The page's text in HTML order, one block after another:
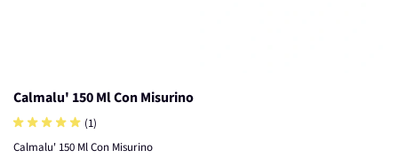
Calmalu' 150 Ml Con Misurino
(1)
Calmalu' 150 Ml Con Misurino